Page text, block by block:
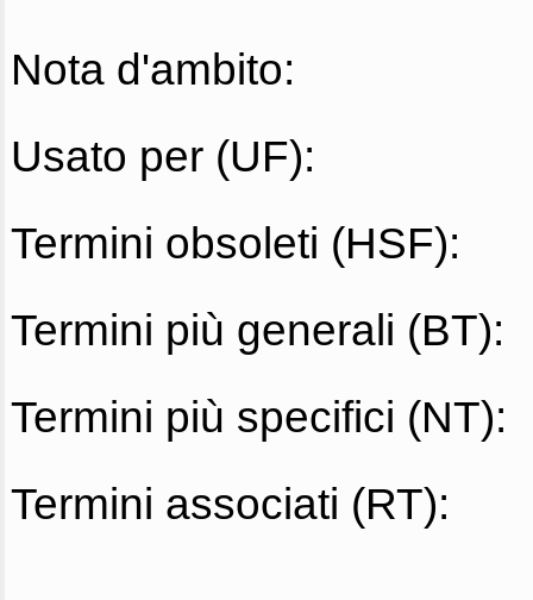
Nota d'ambito:
Usato per (UF):
Termini obsoleti (HSF):
Termini più generali (BT):
Termini più specifici (NT):
Termini associati (RT):